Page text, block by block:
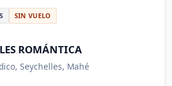
SIN VUELO
ROMÁNTICA
Seychelles, Mahé